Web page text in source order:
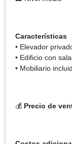
Características
• Elevador
• Edificio con
• Mobiliario
💰 Precio de